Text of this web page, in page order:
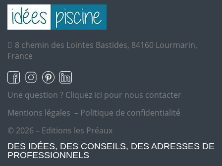
8 chemin des Lointes Bastides, 84160 Lourmarin,
France
Une question ? Cliquez ici pour nous contacter
Mentions légales – Politique de confidentialité
© 2026 – Editions les Préaux
DES IDÉES, DES CONSEILS, DES ADRESSES DE
PROFESSIONNELS